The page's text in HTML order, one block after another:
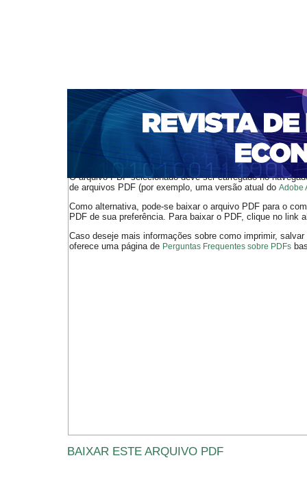
CAPA SOBRE ACESSO CADASTRO
NOTÍCIAS
PORTAL DE REVISTAS DA UNIFACS
BASES DE DADOS E INDEXADORES
Capa Ano XXIII - V. 2 - N. 49 - Agosto de 2021>Couto
O arquivo PDF selecionado deve ser carregado no
de arquivos PDF (por exemplo, uma versão atual do Adobe
Como alternativa, pode-se baixar o arquivo PDF para o
PDF de sua preferência. Para baixar o PDF, clique no link
Caso deseje mais informações sobre como imprimir,
oferece uma página de Perguntas Frequentes sobre PDFs
BAIXAR ESTE ARQUIVO PDF